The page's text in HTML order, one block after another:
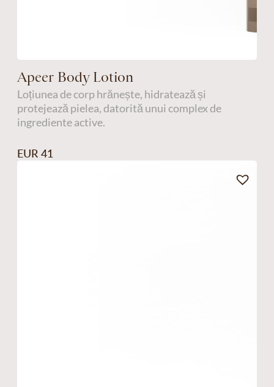
Apeer Body Lotion
Loțiunea de corp hrănește, hidratează și
protejează pielea, datorită unui complex de
ingrediente active.
EUR 41